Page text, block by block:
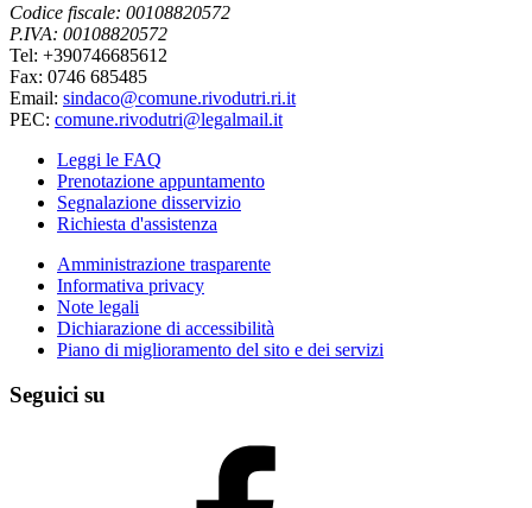
Codice fiscale: 00108820572
P.IVA: 00108820572
Tel: +390746685612
Fax: 0746 685485
Email: sindaco@comune.rivodutri.ri.it
PEC: comune.rivodutri@legalmail.it
Leggi le FAQ
Prenotazione appuntamento
Segnalazione disservizio
Richiesta d'assistenza
Amministrazione trasparente
Informativa privacy
Note legali
Dichiarazione di accessibilità
Piano di miglioramento del sito e dei servizi
Seguici su